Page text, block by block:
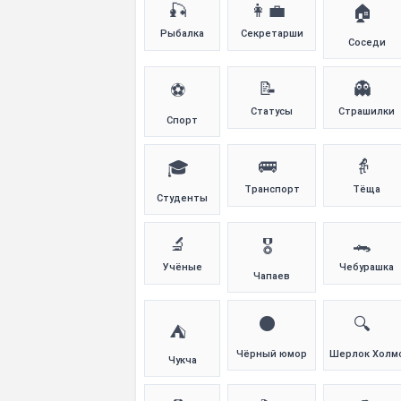
🎣
Рыбалка
👩‍💼
Секретарши
🏠
Соседи
⚽
Спорт
📝
Статусы
👻
Страшилки
🎓
Студенты
🚌
Транспорт
👵
Тёща
🔬
Учёные
🎖️
Чапаев
🐊
Чебурашка
⛺
Чукча
⚫
Чёрный юмор
🔍
Шерлок